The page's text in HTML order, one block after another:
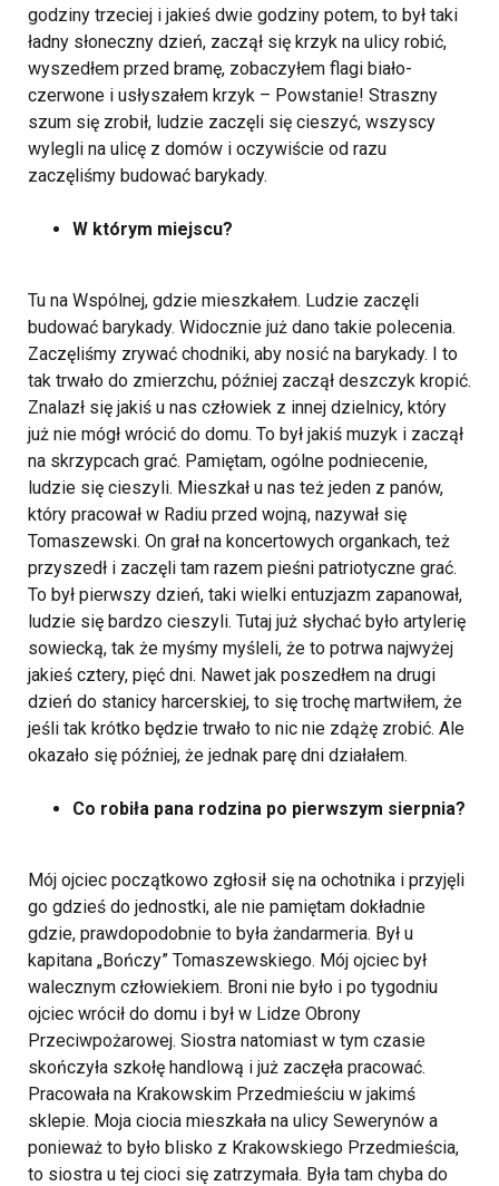
godziny trzeciej i jakieś dwie godziny potem, to był taki
ładny słoneczny dzień, zaczął się krzyk na ulicy robić,
wyszedłem przed bramę, zobaczyłem flagi biało-
czerwone i usłyszałem krzyk – Powstanie! Straszny
szum się zrobił, ludzie zaczęli się cieszyć, wszyscy
wylegli na ulicę z domów i oczywiście od razu
zaczęliśmy budować barykady.
W którym miejscu?
Tu na Wspólnej, gdzie mieszkałem. Ludzie zaczęli
budować barykady. Widocznie już dano takie polecenia.
Zaczęliśmy zrywać chodniki, aby nosić na barykady. I to
tak trwało do zmierzchu, później zaczął deszczyk kropić.
Znalazł się jakiś u nas człowiek z innej dzielnicy, który
już nie mógł wrócić do domu. To był jakiś muzyk i zaczął
na skrzypcach grać. Pamiętam, ogólne podniecenie,
ludzie się cieszyli. Mieszkał u nas też jeden z panów,
który pracował w Radiu przed wojną, nazywał się
Tomaszewski. On grał na koncertowych organkach, też
przyszedł i zaczęli tam razem pieśni patriotyczne grać.
To był pierwszy dzień, taki wielki entuzjazm zapanował,
ludzie się bardzo cieszyli. Tutaj już słychać było artylerię
sowiecką, tak że myśmy myśleli, że to potrwa najwyżej
jakieś cztery, pięć dni. Nawet jak poszedłem na drugi
dzień do stanicy harcerskiej, to się trochę martwiłem, że
jeśli tak krótko będzie trwało to nic nie zdążę zrobić. Ale
okazało się później, że jednak parę dni działałem.
Co robiła pana rodzina po pierwszym sierpnia?
Mój ojciec początkowo zgłosił się na ochotnika i przyjęli
go gdzieś do jednostki, ale nie pamiętam dokładnie
gdzie, prawdopodobnie to była żandarmeria. Był u
kapitana „Bończy” Tomaszewskiego. Mój ojciec był
walecznym człowiekiem. Broni nie było i po tygodniu
ojciec wrócił do domu i był w Lidze Obrony
Przeciwpożarowej. Siostra natomiast w tym czasie
skończyła szkołę handlową i już zaczęła pracować.
Pracowała na Krakowskim Przedmieściu w jakimś
sklepie. Moja ciocia mieszkała na ulicy Sewerynów a
ponieważ to było blisko z Krakowskiego Przedmieścia,
to siostra u tej cioci się zatrzymała. Była tam chyba do